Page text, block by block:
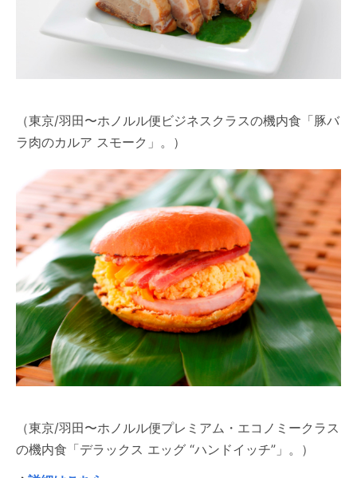
（東京/羽田〜ホノルル便ビジネスクラスの機内食「豚バ
ラ肉のカルア スモーク」。）
（東京/羽田〜ホノルル便プレミアム・エコノミークラス
の機内食「デラックス エッグ “ハンドイッチ”」。）